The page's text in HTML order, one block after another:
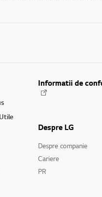
Informatii de
Despre LG
Despre companie
Cariere
PR